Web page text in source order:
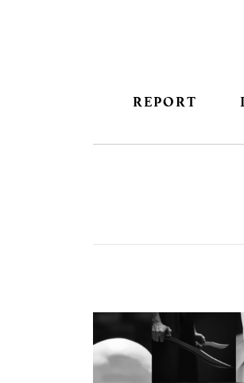
REPORT